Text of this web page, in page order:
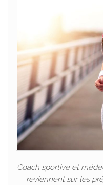
Coach sportive et
reviennent sur les